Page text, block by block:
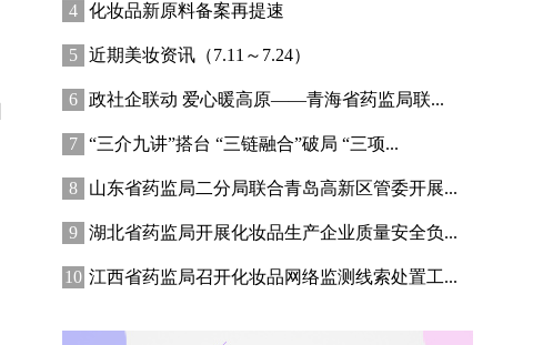
化妆品新原料备案再提速
近期美妆资讯（7.11～7.24）
政社企联动 爱心暖高原——青海省药监局联...
“三介九讲”搭台 “三链融合”破局 “三项...
山东省药监局二分局联合青岛高新区管委开展...
湖北省药监局开展化妆品生产企业质量安全负...
江西省药监局召开化妆品网络监测线索处置工...